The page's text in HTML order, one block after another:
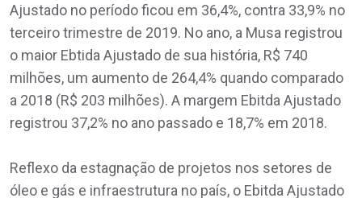
Ajustado no período ficou em 36,4%, contra 33,9% no
terceiro trimestre de 2019. No ano, a Musa registrou
o maior Ebtida Ajustado de sua história, R$ 740
milhões, um aumento de 264,4% quando comparado
a 2018 (R$ 203 milhões). A margem Ebitda Ajustado
registrou 37,2% no ano passado e 18,7% em 2018.
Reflexo da estagnação de projetos nos setores de
óleo e gás e infraestrutura no país, o Ebitda Ajustado